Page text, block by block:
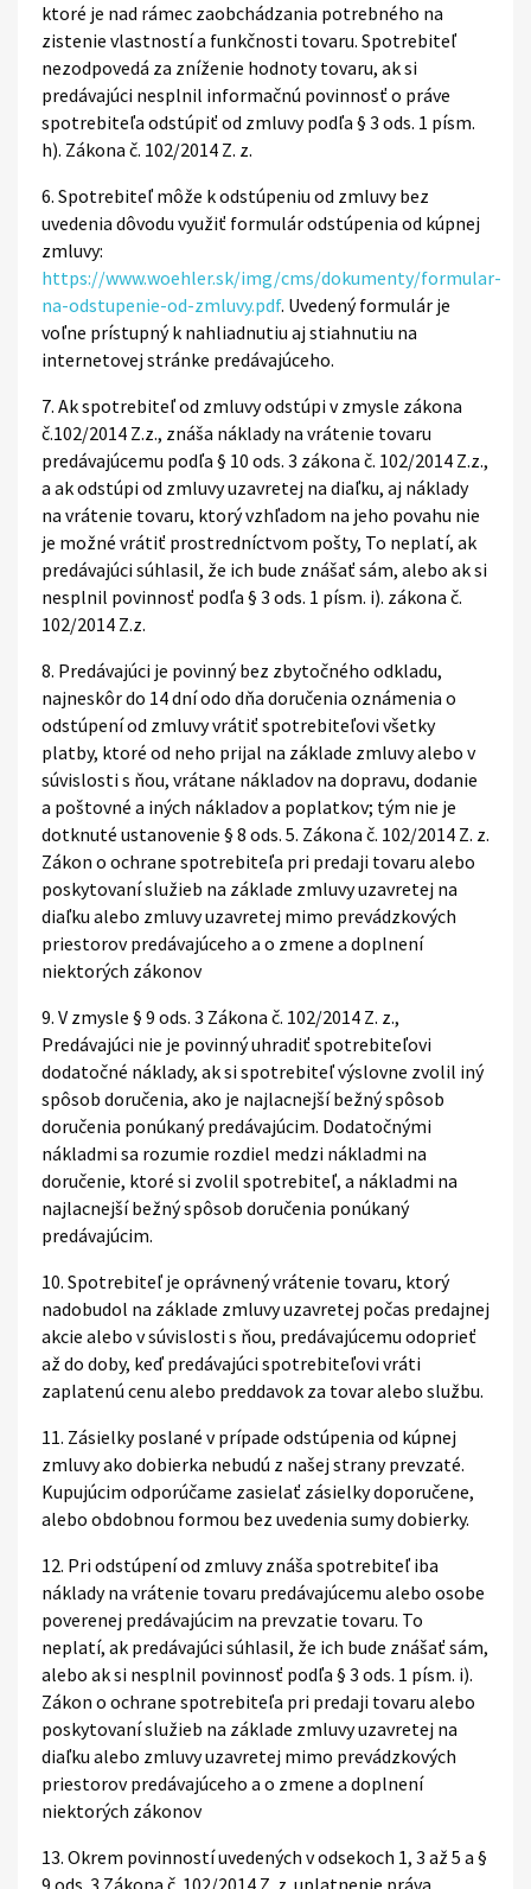
ktoré je nad rámec zaobchádzania potrebného na
zistenie vlastností a funkčnosti tovaru. Spotrebiteľ
nezodpovedá za zníženie hodnoty tovaru, ak si
predávajúci nesplnil informačnú povinnosť o práve
spotrebiteľa odstúpiť od zmluvy podľa § 3 ods. 1 písm.
h). Zákona č. 102/2014 Z. z.
6. Spotrebiteľ môže k odstúpeniu od zmluvy bez
uvedenia dôvodu využiť formulár odstúpenia od kúpnej
zmluvy:
https://www.woehler.sk/img/cms/dokumenty/formular-
na-odstupenie-od-zmluvy.pdf. Uvedený formulár je
voľne prístupný k nahliadnutiu aj stiahnutiu na
internetovej stránke predávajúceho.
7. Ak spotrebiteľ od zmluvy odstúpi v zmysle zákona
č.102/2014 Z.z., znáša náklady na vrátenie tovaru
predávajúcemu podľa § 10 ods. 3 zákona č. 102/2014 Z.z.,
a ak odstúpi od zmluvy uzavretej na diaľku, aj náklady
na vrátenie tovaru, ktorý vzhľadom na jeho povahu nie
je možné vrátiť prostredníctvom pošty, To neplatí, ak
predávajúci súhlasil, že ich bude znášať sám, alebo ak si
nesplnil povinnosť podľa § 3 ods. 1 písm. i). zákona č.
102/2014 Z.z.
8. Predávajúci je povinný bez zbytočného odkladu,
najneskôr do 14 dní odo dňa doručenia oznámenia o
odstúpení od zmluvy vrátiť spotrebiteľovi všetky
platby, ktoré od neho prijal na základe zmluvy alebo v
súvislosti s ňou, vrátane nákladov na dopravu, dodanie
a poštovné a iných nákladov a poplatkov; tým nie je
dotknuté ustanovenie § 8 ods. 5. Zákona č. 102/2014 Z. z.
Zákon o ochrane spotrebiteľa pri predaji tovaru alebo
poskytovaní služieb na základe zmluvy uzavretej na
diaľku alebo zmluvy uzavretej mimo prevádzkových
priestorov predávajúceho a o zmene a doplnení
niektorých zákonov
9. V zmysle § 9 ods. 3 Zákona č. 102/2014 Z. z.,
Predávajúci nie je povinný uhradiť spotrebiteľovi
dodatočné náklady, ak si spotrebiteľ výslovne zvolil iný
spôsob doručenia, ako je najlacnejší bežný spôsob
doručenia ponúkaný predávajúcim. Dodatočnými
nákladmi sa rozumie rozdiel medzi nákladmi na
doručenie, ktoré si zvolil spotrebiteľ, a nákladmi na
najlacnejší bežný spôsob doručenia ponúkaný
predávajúcim.
10. Spotrebiteľ je oprávnený vrátenie tovaru, ktorý
nadobudol na základe zmluvy uzavretej počas predajnej
akcie alebo v súvislosti s ňou, predávajúcemu odoprieť
až do doby, keď predávajúci spotrebiteľovi vráti
zaplatenú cenu alebo preddavok za tovar alebo službu.
11. Zásielky poslané v prípade odstúpenia od kúpnej
zmluvy ako dobierka nebudú z našej strany prevzaté.
Kupujúcim odporúčame zasielať zásielky doporučene,
alebo obdobnou formou bez uvedenia sumy dobierky.
12. Pri odstúpení od zmluvy znáša spotrebiteľ iba
náklady na vrátenie tovaru predávajúcemu alebo osobe
poverenej predávajúcim na prevzatie tovaru. To
neplatí, ak predávajúci súhlasil, že ich bude znášať sám,
alebo ak si nesplnil povinnosť podľa § 3 ods. 1 písm. i).
Zákon o ochrane spotrebiteľa pri predaji tovaru alebo
poskytovaní služieb na základe zmluvy uzavretej na
diaľku alebo zmluvy uzavretej mimo prevádzkových
priestorov predávajúceho a o zmene a doplnení
niektorých zákonov
13. Okrem povinností uvedených v odsekoch 1, 3 až 5 a §
9 ods. 3 Zákona č. 102/2014 Z. z. uplatnenie práva